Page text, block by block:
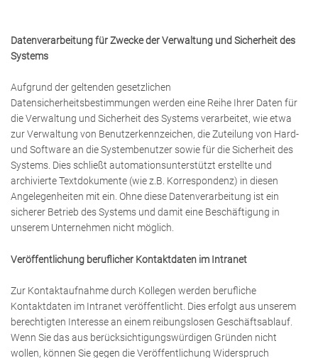
Datenverarbeitung für Zwecke der Verwaltung und Sicherheit des
Systems
Aufgrund der geltenden gesetzlichen
Datensicherheitsbestimmungen werden eine Reihe Ihrer Daten für
die Verwaltung und Sicherheit des Systems verarbeitet, wie etwa
zur Verwaltung von Benutzerkennzeichen, die Zuteilung von Hard-
und Software an die Systembenutzer sowie für die Sicherheit des
Systems. Dies schließt automationsunterstützt erstellte und
archivierte Textdokumente (wie z.B. Korrespondenz) in diesen
Angelegenheiten mit ein. Ohne diese Datenverarbeitung ist ein
sicherer Betrieb des Systems und damit eine Beschäftigung in
unserem Unternehmen nicht möglich.
Veröffentlichung beruflicher Kontaktdaten im Intranet
Zur Kontaktaufnahme durch Kollegen werden berufliche
Kontaktdaten im Intranet veröffentlicht. Dies erfolgt aus unserem
berechtigten Interesse an einem reibungslosen Geschäftsablauf.
Wenn Sie das aus berücksichtigungswürdigen Gründen nicht
wollen, können Sie gegen die Veröffentlichung Widerspruch